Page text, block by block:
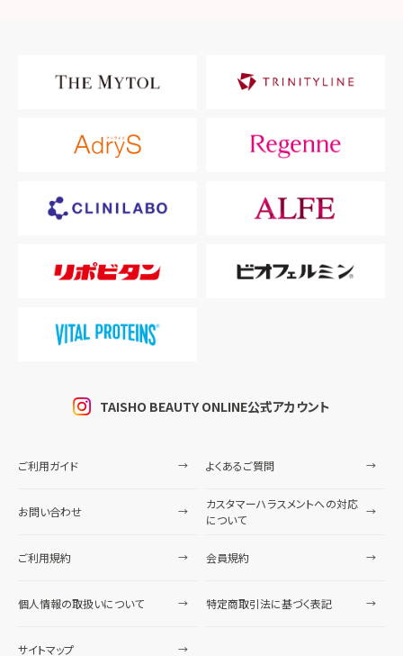
TAISHO BEAUTY ONLINE公式アカウント
ご利用ガイド よくあるご質問
お問い合わせ
カスタマーハラスメントへの対応
について
ご利用規約 会員規約
個人情報の取扱いについて 特定商取引法に基づく表記
サイトマップ